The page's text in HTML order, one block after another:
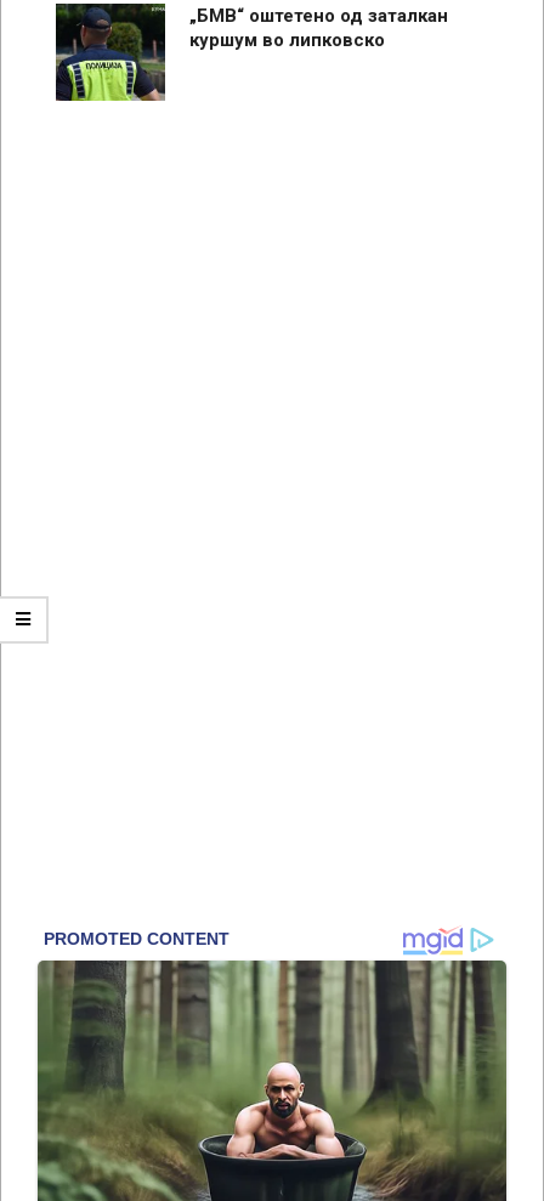
„БМВ“ оштетено од заталкан
куршум во липковско